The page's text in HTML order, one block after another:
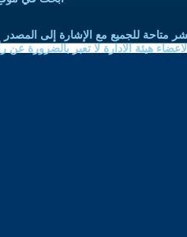
متاحة للجميع مع الإشارة إلى المصدر
هيئة الادارة لا تعبر بالضرورة عن